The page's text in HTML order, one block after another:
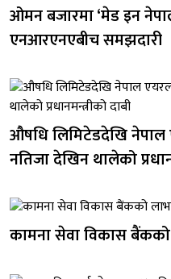
ओमन बजारमा ‘मेड इन
एनआरएनएबीच समझदारी
औषधि लिमिटेडदेखि नेपाल
नतिजा देखिन थालेको
कामना सेवा विकास